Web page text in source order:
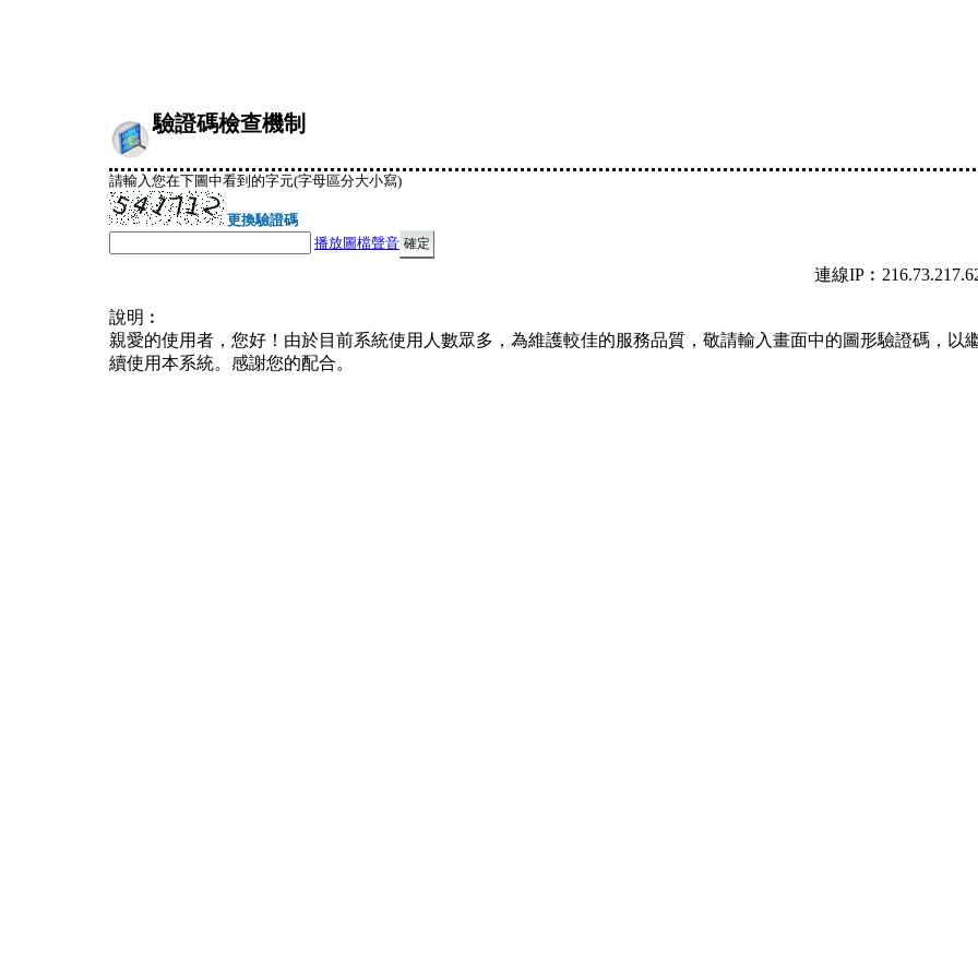
驗證碼檢查機制
請輸入您在下圖中看到的字元(字母區分大小寫)
更換驗證碼
播放圖檔聲音
連線
說明︰
親愛的使用者，您好！由於目前系統使用人數眾多，為維護較佳的服務品質，敬請輸入畫面中的圖形驗證碼，以
續使用本系統。感謝您的配合。